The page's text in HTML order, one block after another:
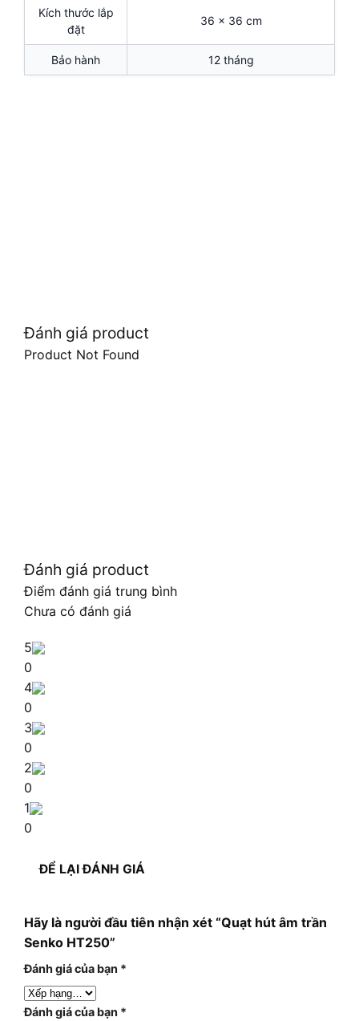
Kích thước lắp
đặt
36 x 36 cm
Bảo hành 12 tháng
Đánh giá product
Product Not Found
Đánh giá product
Điểm đánh giá trung bình
Chưa có đánh giá
5
0
4
0
3
0
2
0
1
0
ĐỂ LẠI ĐÁNH GIÁ
Hãy là người đầu tiên nhận xét “Quạt hút âm trần
Senko HT250”
Đánh giá của bạn *
Đánh giá của bạn *